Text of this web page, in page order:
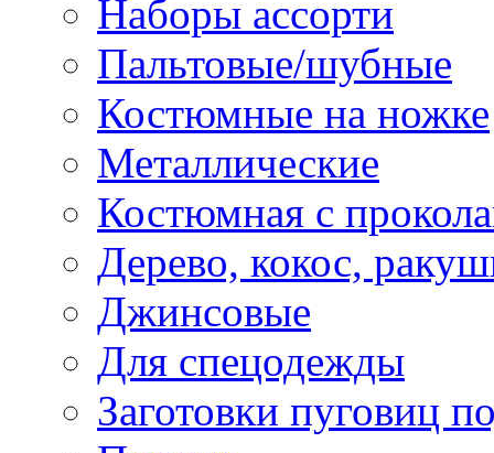
Наборы ассорти
Пальтовые/шубные
Костюмные на ножке
Металлические
Костюмная с
Дерево, кокос,
Джинсовые
Для спецодежды
Заготовки пуговиц